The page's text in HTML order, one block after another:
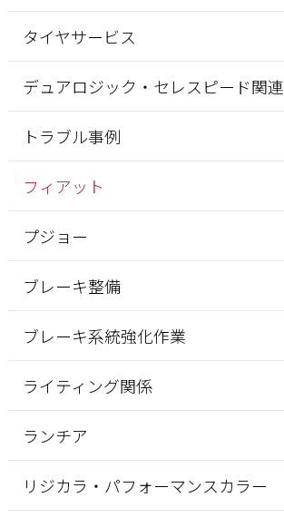
タイヤサービス
デュアロジック・セレスピード関連
トラブル事例
フィアット
プジョー
ブレーキ整備
ブレーキ系統強化作業
ライティング関係
ランチア
リジカラ・パフォーマンスカラー